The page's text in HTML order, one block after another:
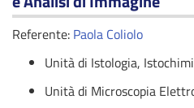
Referente: Paola Coliolo
Unità di Istologia,
Unità di Microscopia